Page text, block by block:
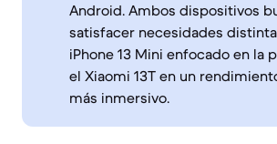
Android. Ambos dispositivos
satisfacer necesidades
iPhone 13 Mini enfocado en la
el Xiaomi 13T en un
más inmersivo.